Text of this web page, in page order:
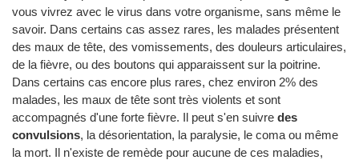
vous vivrez avec le virus dans votre organisme, sans même le
savoir. Dans certains cas assez rares, les malades présentent
des maux de tête, des vomissements, des douleurs articulaires,
de la fièvre, ou des boutons qui apparaissent sur la poitrine.
Dans certains cas encore plus rares, chez environ 2% des
malades, les maux de tête sont très violents et sont
accompagnés d'une forte fièvre. Il peut s'en suivre des
convulsions, la désorientation, la paralysie, le coma ou même
la mort. Il n'existe de remède pour aucune de ces maladies,